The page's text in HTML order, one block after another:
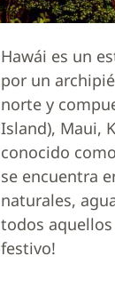
Hawái es un
por un
norte y
Island), Maui,
conocido
se encuentra
naturales,
todos
festivo!